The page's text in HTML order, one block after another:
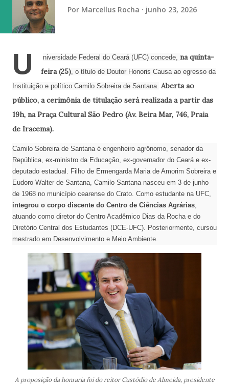
(obteve 51 class...
Por Marcellus Rocha junho 23, 2026
U niversidade Federal do Ceará (UFC) concede, na quinta-
feira (25) , o título de Doutor Honoris Causa ao egresso da
Instituição e político Camilo Sobreira de Santana. Aberta ao
público, a cerimônia de titulação será realizada a partir das
19h, na Praça Cultural São Pedro (Av. Beira Mar, 746, Praia
de Iracema).
Camilo Sobreira de Santana é engenheiro agrônomo, senador da
República, ex-ministro da Educação, ex-governador do Ceará e ex-
deputado estadual. Filho de Ermengarda Maria de Amorim Sobreira e
Eudoro Walter de Santana, Camilo Santana nasceu em 3 de junho
de 1968 no município cearense do Crato. Como estudante na UFC,
integrou o corpo discente do Centro de Ciências Agrárias
atuando como diretor do Centro Acadêmico Dias da Rocha e do
Diretório Central dos Estudantes (DCE-UFC). Posteriormente, cursou
mestrado em Desenvolvimento e Meio Ambiente.
A proposição da honraria foi do reitor Custódio de Almeida, presidente